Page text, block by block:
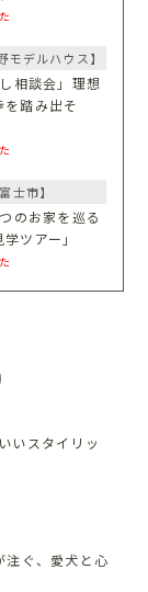
デルハウス】
相談会」理想
踏み出そ
士市】
のお家を巡る
ツアー」
いスタイリッ
注ぐ、愛犬と心